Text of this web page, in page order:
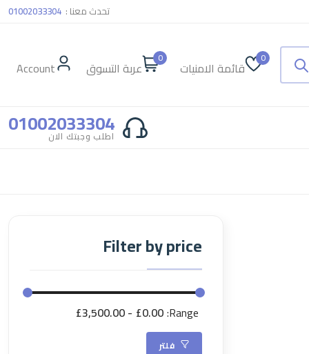
تحدث معنا : 01002033304
0
قائمة الامنيات
0
عربة التسوق Account
01002033304
اطلب وجبتك الان
Filter by price
Range:
£0.00
£3,500.00
فلتر